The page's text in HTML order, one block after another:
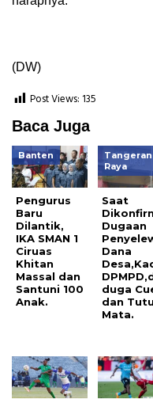
(DW)
Post Views: 135
Baca Juga
Banten
Pengurus
Baru
Dilantik,
IKA SMAN 1
Ciruas
Khitan
Massal dan
Santuni 100
Anak.
Raya
Saat
Dugaan
Dana
duga
dan
Mata.